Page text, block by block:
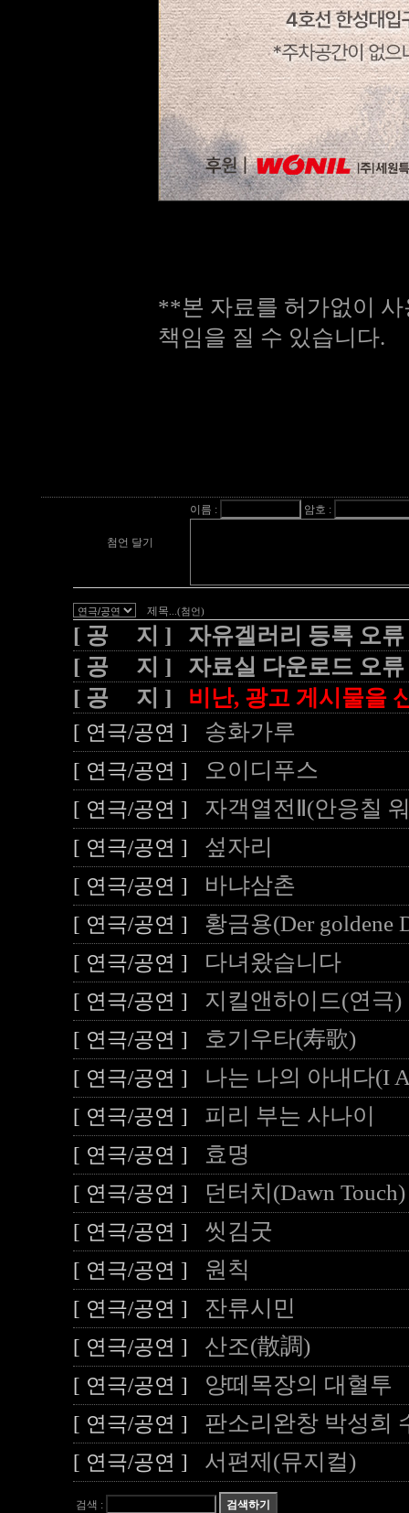
**본 자료를 허가없이
책임을 질 수 있습니다.
첨언 달기
이름 : 암호 :
제목 ...(첨언)
[ 공 지 ] 자유겔러리 등록 오류
[ 공 지 ] 자료실 다운로드 오류
[ 공 지 ] 비난, 광고 게시물을
[ 연극/공연 ] 송화가루
[ 연극/공연 ] 오이디푸스
[ 연극/공연 ] 자객열전Ⅱ(안응칠
[ 연극/공연 ] 섶자리
[ 연극/공연 ] 바냐삼촌
[ 연극/공연 ] 황금용(Der goldene
[ 연극/공연 ] 다녀왔습니다
[ 연극/공연 ] 지킬앤하이드(연극)
[ 연극/공연 ] 호기우타(寿歌)
[ 연극/공연 ] 나는 나의 아내다(I
[ 연극/공연 ] 피리 부는 사나이
[ 연극/공연 ] 효명
[ 연극/공연 ] 던터치(Dawn Touch)
[ 연극/공연 ] 씻김굿
[ 연극/공연 ] 원칙
[ 연극/공연 ] 잔류시민
[ 연극/공연 ] 산조(散調)
[ 연극/공연 ] 양떼목장의 대혈투
[ 연극/공연 ] 판소리완창 박성희
[ 연극/공연 ] 서편제(뮤지컬)
검색 :